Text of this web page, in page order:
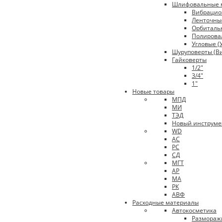
Угловые
Шуруповерты
Гайковерты
1/2"
3/4"
1"
Новые товары
МПД
МИ
ТЭД
Новый
WD
АС
РС
СД
МГТ
АР
МА
РК
АВФ
Расходные материалы
Автокосметика